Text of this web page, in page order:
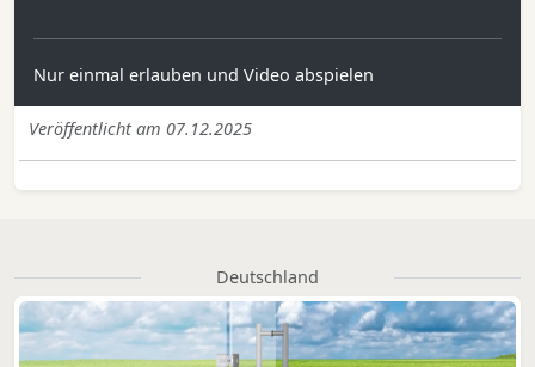
Nur einmal erlauben und Video abspielen
Veröffentlicht am 07.12.2025
Deutschland